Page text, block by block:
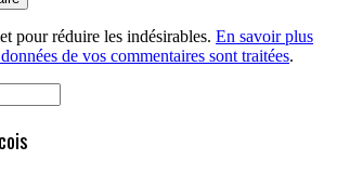
pour réduire les indésirables. En savoir plus
de vos commentaires sont traitées.